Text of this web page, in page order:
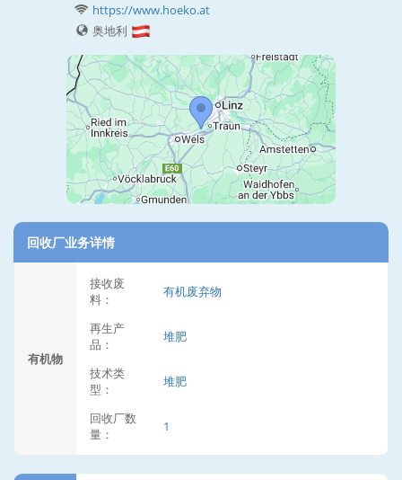
https://www.hoeko.at
奥地利
回收厂业务详情
有机物
接收废
料：
有机废弃物
再生产
品：
堆肥
技术类
型：
堆肥
回收厂数
量：
1